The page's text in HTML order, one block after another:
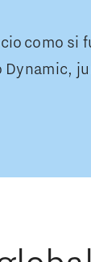
como si
Dynamic,